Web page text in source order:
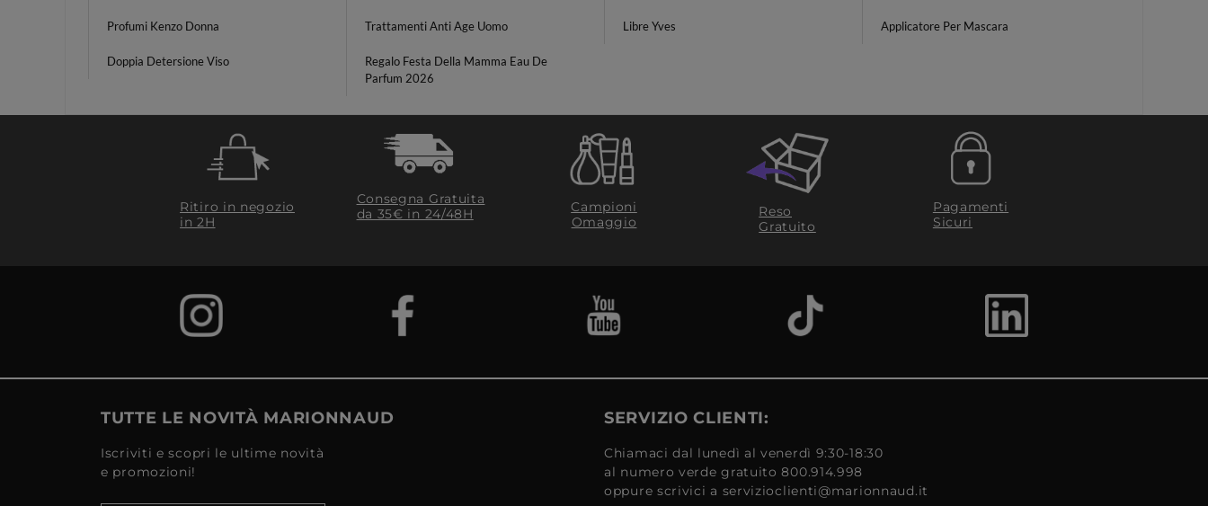
Profumi Kenzo Donna Trattamenti Anti Age Uomo Libre Yves Applicatore Per Mascara
Doppia Detersione Viso
Regalo Festa Della Mamma Eau De
Parfum 2026
Ritiro in negozio
in 2H
Consegna Gratuita
da 35€​ in 24/48H
Campioni
Omaggio
Reso
Gratuito
Pagamenti
Sicuri
TUTTE LE NOVITÀ MARIONNAUD
Iscriviti e scopri le ultime novità
e promozioni!
SERVIZIO CLIENTI:
Chiamaci dal lunedì al venerdì 9:30-18:30
al numero verde gratuito 800.914.998
oppure scrivici a servizioclienti@marionnaud.it